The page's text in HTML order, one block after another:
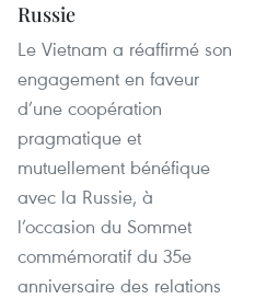
Russie
Le Vietnam a réaffirmé son
engagement en faveur
d’une coopération
pragmatique et
mutuellement bénéfique
avec la Russie, à
l’occasion du Sommet
commémoratif du 35e
anniversaire des relations